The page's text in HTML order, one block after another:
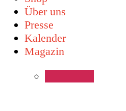
Über uns
Presse
Kalender
Magazin